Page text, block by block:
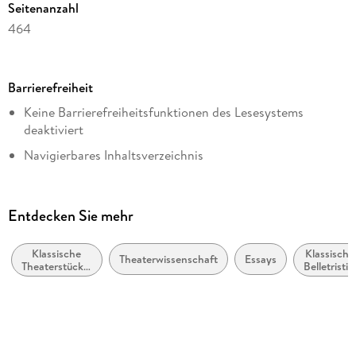
A Pulitzer Prize-Winning Collection:
Wilder's three Pulitzer Prize-winning works, showcasing
Seitenanzahl
464
Autor/Autorin
Thornton Wilder
HarperCollins
mit Wasserzeichen versehen
Ja
Produktart
Barrierefreiheit
Keine Barrierefreiheitsfunktionen des Lesesystems
deaktiviert
Navigierbares Inhaltsverzeichnis
AccessibilityFeedback@harpercollins.com
Entdecken Sie mehr
Klassische
Theaterstücke,
Dramen (vor
Theaterwissenschaft Essays
Klassische
Belletristik:
allgemein